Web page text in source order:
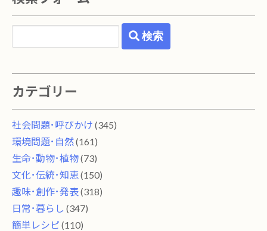
検索
カテゴリー
社会問題･呼びかけ (345)
環境問題･自然(161)
生命･動物･植物(73)
文化･伝統･知恵 (150)
趣味･創作･発表(318)
日常･暮らし (347)
簡単レシピ (110)